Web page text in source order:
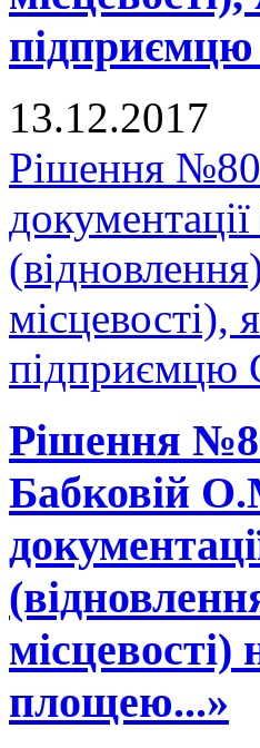
13.12.2017
Рішення
місцевості),
підприємцю
Рішення
Бабковій
площею...»